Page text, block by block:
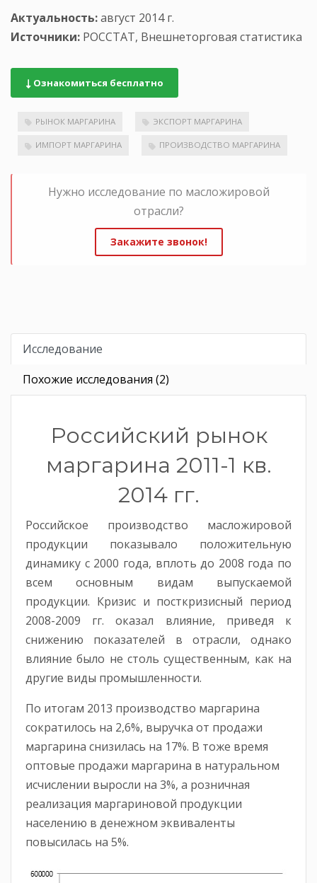
Актуальность:август 2014 г.
Источники: РОССТАТ, Внешнеторговая статистика
Ознакомиться бесплатно
РЫНОК МАРГАРИНА ЭКСПОРТ МАРГАРИНА
ИМПОРТ МАРГАРИНА ПРОИЗВОДСТВО МАРГАРИНА
Нужно исследование по масложировой
отрасли?
Закажите звонок!
Исследование
Похожие исследования (2)
Российский рынок
маргарина 2011-1 кв.
2014 гг.
Российское производство масложировой
продукции показывало положительную
динамику с 2000 года, вплоть до 2008 года по
всем основным видам выпускаемой
продукции. Кризис и посткризисный период
2008-2009 гг. оказал влияние, приведя к
снижению показателей в отрасли, однако
влияние было не столь существенным, как на
другие виды промышленности.
По итогам 2013 производство маргарина
сократилось на 2,6%, выручка от продажи
маргарина снизилась на 17%. В тоже время
оптовые продажи маргарина в натуральном
исчислении выросли на 3%, а розничная
реализация маргариновой продукции
населению в денежном эквиваленты
повысилась на 5%.